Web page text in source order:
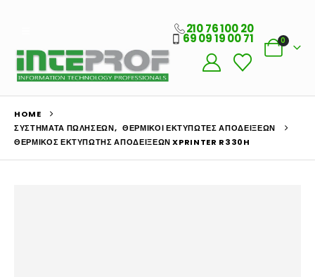
210 76 100 20
69 09 19 00 71 0
HOME
ΣΥΣΤΉΜΑΤΑ ΠΩΛΉΣΕΩΝ, ΘΕΡΜΙΚΟΊ ΕΚΤΥΠΩΤΈΣ ΑΠΟΔΕΊΞΕΩΝ
ΘΕΡΜΙΚΟΣ ΕΚΤΥΠΩΤΗΣ ΑΠΟΔΕΙΞΕΩΝ XPRINTER R330H